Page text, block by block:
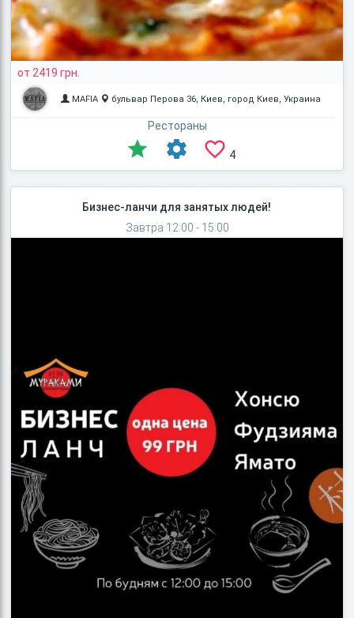
от 2419 грн.
MAFIA бульвар Перова 36, Киев, город Киев, Украина
Рестораны
4
Бизнес-ланчи для занятых людей!
Завтра 12:00 - 15:00